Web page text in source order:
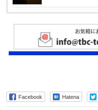
Facebook Hatena